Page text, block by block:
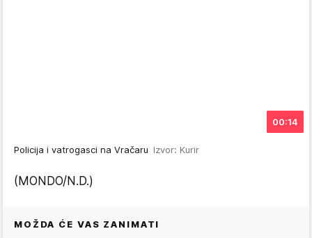
00:14
Policija i vatrogasci na Vračaru Izvor: Kurir
(MONDO/N.D.)
MOŽDA ĆE VAS ZANIMATI